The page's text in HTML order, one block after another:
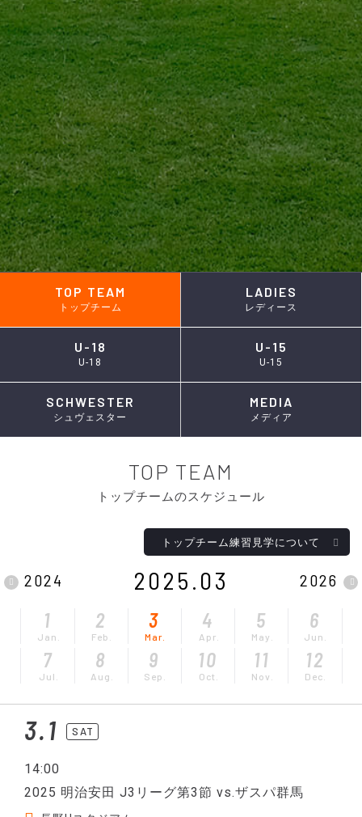
TOP TEAM
トップチーム
LADIES
レディース
U-18
U-18
U-15
U-15
SCHWESTER
シュヴェスター
MEDIA
メディア
TOP TEAM
トップチームのスケジュール
トップチーム練習見学について
2024 2025.03 2026
1
Jan.
2
Feb.
3
Mar.
4
Apr.
5
May.
6
Jun.
7
Jul.
8
Aug.
9
Sep.
10
Oct.
11
Nov.
12
Dec.
3.1 SAT
14:00
2025 明治安田 J3リーグ第3節 vs.ザスパ群馬